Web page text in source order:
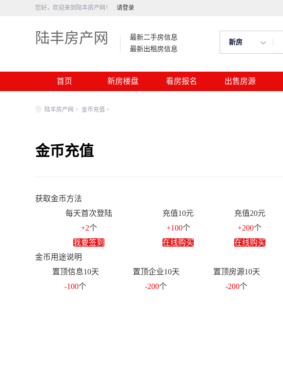
您好，欢迎来到陆丰房产网！ 请登录
陆丰房产网
最新二手房信息
最新出租房信息
新房
首页 新房楼盘 看房报名 出售房源
陆丰房产网 > 金币充值 >
金币充值
获取金币方法
每天首次登陆
+2个
我要签到
充值10元
+100个
在线购买
充值20元
+200个
在线购买
金币用途说明
置顶信息10天
置顶企业10天 置顶房源10天
-100个 -200个 -200个